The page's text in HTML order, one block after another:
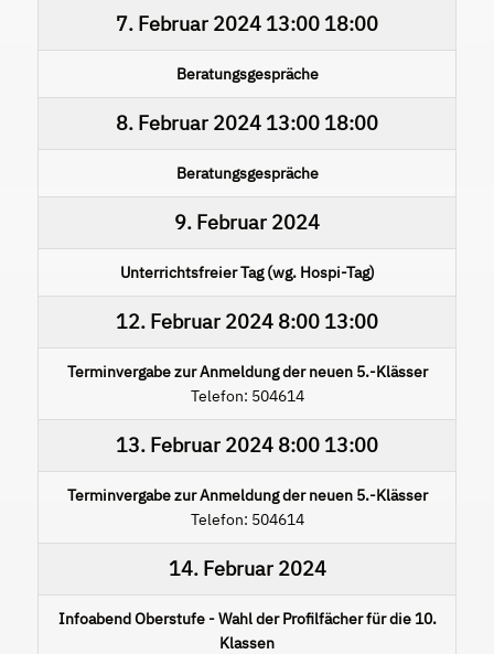
7. Februar 2024 13:00 18:00
Beratungsgespräche
8. Februar 2024 13:00 18:00
Beratungsgespräche
9. Februar 2024
Unterrichtsfreier Tag (wg. Hospi-Tag)
12. Februar 2024 8:00 13:00
Terminvergabe zur Anmeldung der neuen 5.-Klässer
Telefon: 504614
13. Februar 2024 8:00 13:00
Terminvergabe zur Anmeldung der neuen 5.-Klässer
Telefon: 504614
14. Februar 2024
Infoabend Oberstufe - Wahl der Profilfächer für die 10.
Klassen